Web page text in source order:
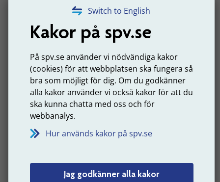
Switch to English
Kakor på spv.se
På spv.se använder vi nödvändiga kakor
(cookies) för att webbplatsen ska fungera så
bra som möjligt för dig. Om du godkänner
alla kakor använder vi också kakor för att du
ska kunna chatta med oss och för
webbanalys.
Hur används kakor på spv.se
Jag godkänner alla kakor
Exempel: Beräkning och
rapportering vid lön över en
tolftedel av 7,5 inkomstbasbelopp,
Avdelning 1
Marias utbetalda lön är 53 000 kr. Månadslönen är
50 000 kr samt 3 000 kr i övriga
tjänstepensionsgrundande löneförmåner.
Leveransmånad:
Anställningsnummer:
Anställningsperiod:2023-11-01–pågående
Månadslön:50 000 kr